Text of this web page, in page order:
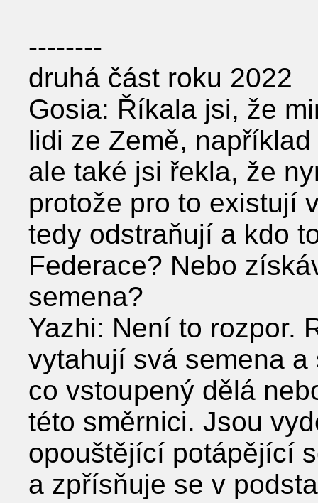
--------
druhá část roku 2022
Gosia: Říkala jsi, že
lidi ze Země,
ale také jsi řekla, že
protože pro to existují
tedy odstraňují a kdo
Federace? Nebo
semena?
Yazhi: Není to rozpor.
vytahují svá semena
co vstoupený dělá
této směrnici. Jsou
opouštějící potápějící
a zpřísňuje se v